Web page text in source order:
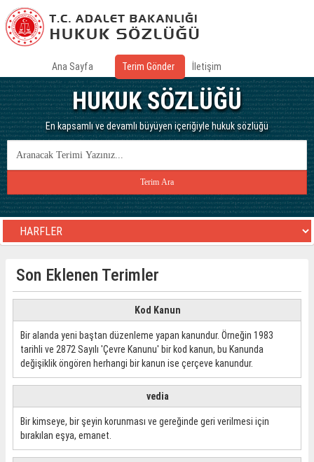
Ana Sayfa Terim Gönder İletişim
HUKUK SÖZLÜĞÜ
En kapsamlı ve devamlı büyüyen içeriğiyle hukuk sözlüğü
Son Eklenen Terimler
Kod Kanun
Bir alanda yeni baştan düzenleme yapan kanundur. Örneğin 1983
tarihli ve 2872 Sayılı 'Çevre Kanunu' bir kod kanun, bu Kanunda
değişiklik öngören herhangi bir kanun ise çerçeve kanundur.
vedia
Bir kimseye, bir şeyin korunması ve gereğinde geri verilmesi için
bırakılan eşya, emanet.